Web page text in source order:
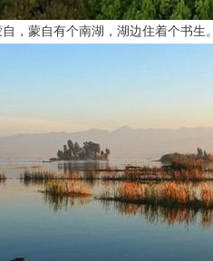
，蒙自有个南湖，湖边住着个书生。